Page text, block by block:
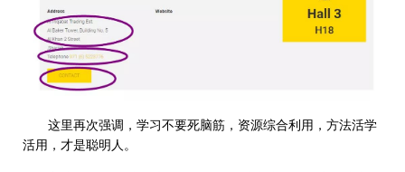
这里再次强调，学习不要死脑筋，资源综合利用，方法活学
活用，才是聪明人。